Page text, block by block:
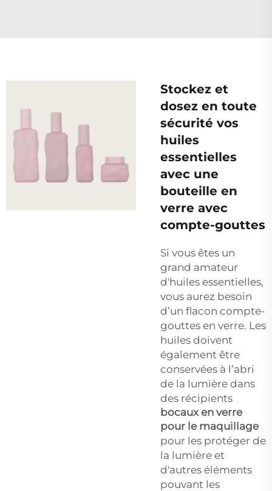
Stockez et
dosez en toute
sécurité vos
huiles
essentielles
avec une
bouteille en
verre avec
compte-gouttes
Si vous êtes un
grand amateur
d'huiles essentielles,
vous aurez besoin
d’un flacon compte-
gouttes en verre. Les
huiles doivent
également être
conservées à l’abri
de la lumière dans
des récipients
bocaux en verre
pour le maquillage
pour les protéger de
la lumière et
d'autres éléments
pouvant les